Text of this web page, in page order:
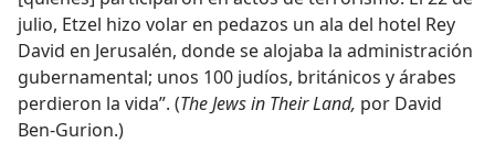
julio, Etzel hizo volar en pedazos un ala del hotel Rey
David en Jerusalén, donde se alojaba la administración
gubernamental; unos 100 judíos, británicos y árabes
perdieron la vida”. (The Jews in Their Land, por David
Ben-Gurion.)